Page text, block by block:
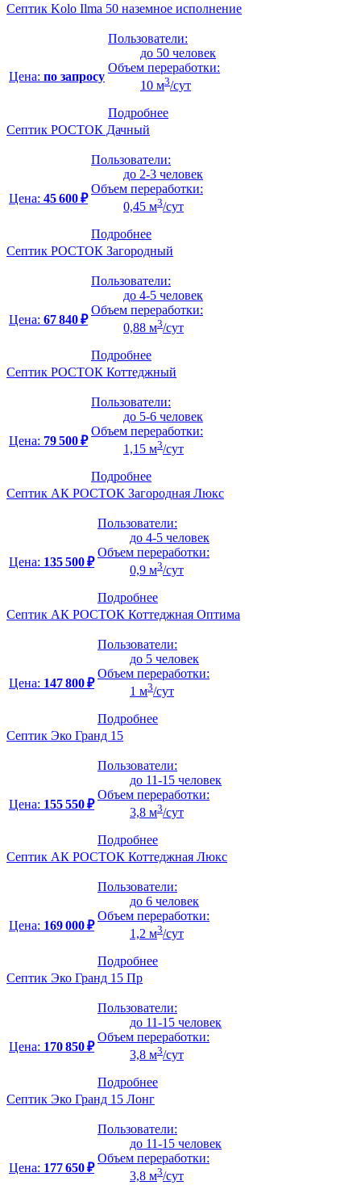
Септик Kolo Ilma 50 наземное исполнение
Цена: по запросу
Пользователи:
до 50 человек
Объем переработки:
10 м3/сут
Подробнее
Септик РОСТОК Дачный
Цена: 45 600 ₽
Пользователи:
до 2-3 человек
Объем переработки:
0,45 м3/сут
Подробнее
Септик РОСТОК Загородный
Цена: 67 840 ₽
Пользователи:
до 4-5 человек
Объем переработки:
0,88 м3/сут
Подробнее
Септик РОСТОК Коттеджный
Цена: 79 500 ₽
Пользователи:
до 5-6 человек
Объем переработки:
1,15 м3/сут
Подробнее
Септик АК РОСТОК Загородная Люкс
Цена: 135 500 ₽
Пользователи:
до 4-5 человек
Объем переработки:
0,9 м3/сут
Подробнее
Септик АК РОСТОК Коттеджная Оптима
Цена: 147 800 ₽
Пользователи:
до 5 человек
Объем переработки:
1 м3/сут
Подробнее
Септик Эко Гранд 15
Цена: 155 550 ₽
Пользователи:
до 11-15 человек
Объем переработки:
3,8 м3/сут
Подробнее
Септик АК РОСТОК Коттеджная Люкс
Цена: 169 000 ₽
Пользователи:
до 6 человек
Объем переработки:
1,2 м3/сут
Подробнее
Септик Эко Гранд 15 Пр
Цена: 170 850 ₽
Пользователи:
до 11-15 человек
Объем переработки:
3,8 м3/сут
Подробнее
Септик Эко Гранд 15 Лонг
Цена: 177 650 ₽
Пользователи:
до 11-15 человек
Объем переработки:
3,8 м3/сут